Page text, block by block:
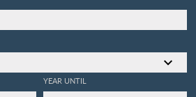
YEAR UNTIL